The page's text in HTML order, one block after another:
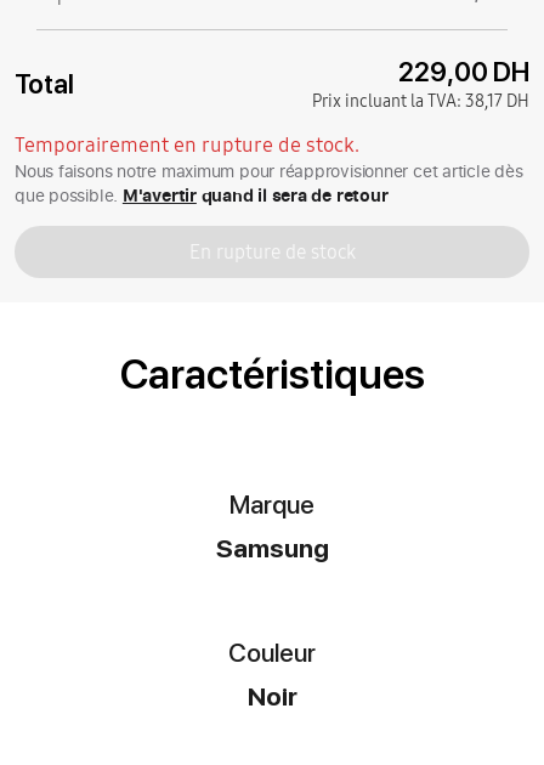
Total 229,00 DH
Prix incluant la TVA: 38,17 DH
Temporairement en rupture de stock.
Nous faisons notre maximum pour réapprovisionner cet article dès
que possible. M'avertirquand il sera de retour
En rupture de stock
Caractéristiques
Marque
Samsung
Couleur
Noir